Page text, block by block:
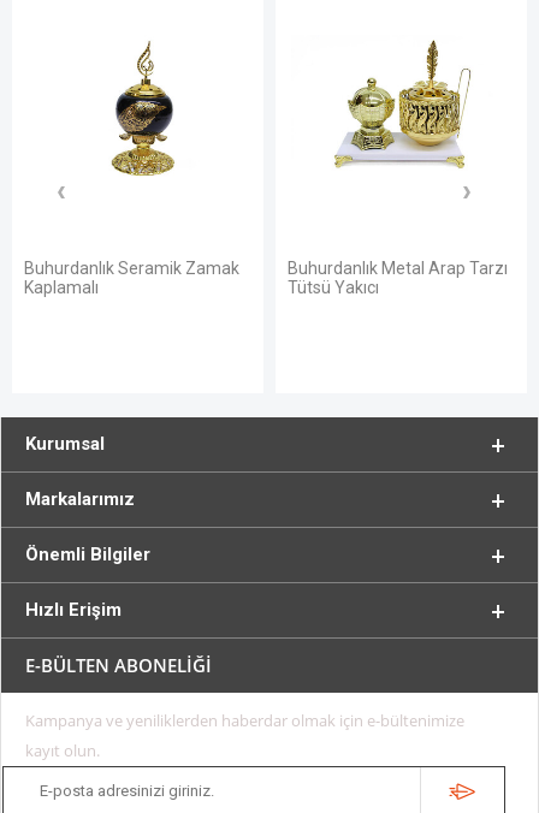
Buhurdanlık Seramik Zamak
Kaplamalı
Buhurdanlık Metal Arap Tarzı
Tütsü Yakıcı
Kurumsal
Markalarımız
Önemli Bilgiler
Hızlı Erişim
E-BÜLTEN ABONELİĞİ
Kampanya ve yeniliklerden haberdar olmak için e-bültenimize
kayıt olun.